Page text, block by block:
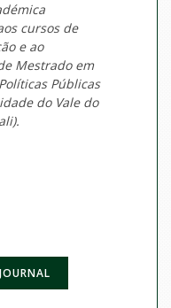
cursos de
e ao
Mestrado em
Públicas
do Vale do